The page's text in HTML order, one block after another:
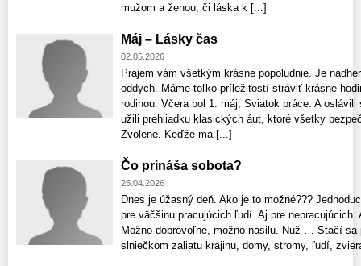
mužom a ženou, či láska k [...]
Máj – Lásky čas
02.05.2026
Prajem vám všetkým krásne popoludnie. Je
oddych. Máme toľko príležitostí stráviť krásne
rodinou. Včera bol 1. máj, Sviatok práce. A
užili prehliadku klasických áut, ktoré všetky
Zvolene. Keďže ma [...]
Čo prináša sobota?
25.04.2026
Dnes je úžasný deň. Ako je to možné???
pre väčšinu pracujúcich ľudí. Aj pre
Možno dobrovoľne, možno nasilu. Nuž … Stačí
slniečkom zaliatu krajinu, domy, stromy, ľudí,